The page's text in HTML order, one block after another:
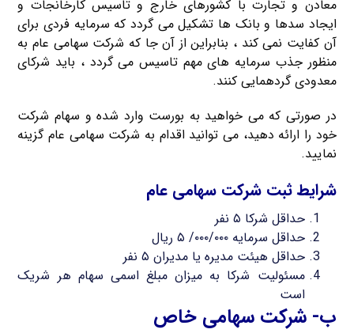
معادن و تجارت با کشورهای خارج و تاسیس کارخانجات و
ایجاد سدها و بانک ها تشکیل می گردد که سرمایه فردی برای
آن کفایت نمی کند ، بنابراین از آن جا که شرکت سهامی عام به
منظور جذب سرمایه های مهم تاسیس می گردد ، باید شرکای
معدودی گردهمایی کنند.
در صورتی که می خواهید به بورست وارد شده و سهام شرکت
خود را ارائه دهید، می توانید اقدام به شرکت سهامی عام گزینه
نمایید.
شرایط ثبت شرکت سهامی عام
حداقل شرکا ۵ نفر
حداقل سرمایه ۰۰۰/۰۰۰/ ۵ ریال
حداقل هیئت مدیره یا مدیران ۵ نفر
مسئولیت شرکا به میزان مبلغ اسمی سهام هر شریک
است
ب- شرکت سهامی خاص